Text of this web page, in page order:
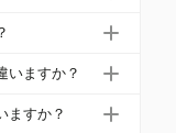
ロジェクト
目標指向で一
実行、監視
な特定の活動
いますか？
た時間枠内
ますか？